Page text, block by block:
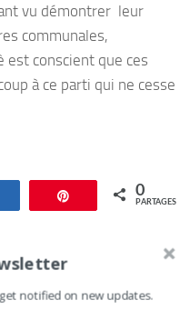
vu démontrer leur
communales,
est conscient que ces
à ce parti qui ne cesse
Épingle 0
PARTAGES
notified on new updates.